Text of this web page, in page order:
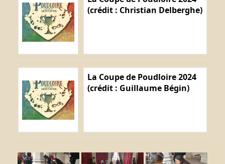
(crédit : Christian Delberghe)
La Coupe de Poudloire 2024
(crédit : Guillaume Bégin)